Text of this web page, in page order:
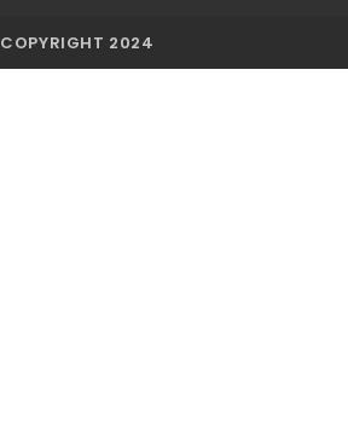
COPYRIGHT 2024